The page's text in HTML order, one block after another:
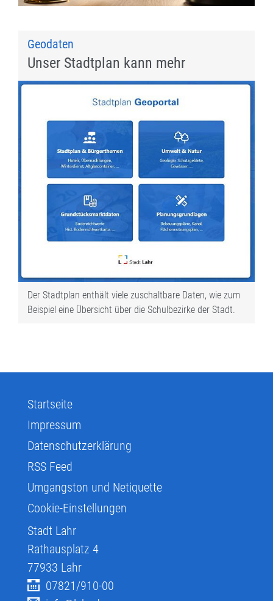
Geodaten
Unser Stadtplan kann mehr
Der Stadtplan enthält viele zuschaltbare Daten, wie zum
Beispiel eine Übersicht über die Schulbezirke der Stadt.
Startseite
Impressum
Datenschutzerklärung
RSS Feed
Umgangston und Netiquette
Cookie-Einstellungen
Stadt Lahr
Rathausplatz 4
77933 Lahr
07821/910-00